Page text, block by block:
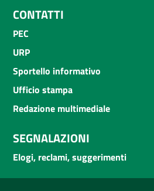
CONTATTI
PEC
URP
Sportello informativo
Ufficio stampa
Redazione multimediale
SEGNALAZIONI
Elogi, reclami, suggerimenti